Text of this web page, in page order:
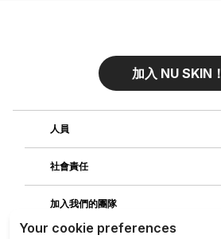
加入 NU SKIN！
人員
社會責任
加入我們的團隊